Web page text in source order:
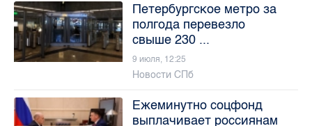
Петербургское метро за
полгода перевезло
свыше 230 ...
9 июля, 12:25
Новости СПб
Ежеминутно соцфонд
выплачивает россиянам